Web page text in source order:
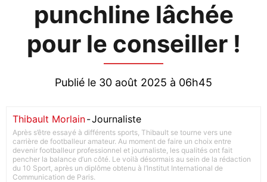
punchline lâchée
pour le conseiller !
Publié le 30 août 2025 à 06h45
Thibault Morlain-Journaliste
Après s’être essayé à différents sports, Thibault se tourne vers une
carrière de footballeur amateur. Au moment de faire un choix entre
devenir footballeur professionnel et journaliste, les qualités ont fait
pencher la balance d’un côté. Le voilà désormais au sein de la rédaction
du 10 Sport, après un diplôme obtenu à l’Institut International de
Communication de Paris.